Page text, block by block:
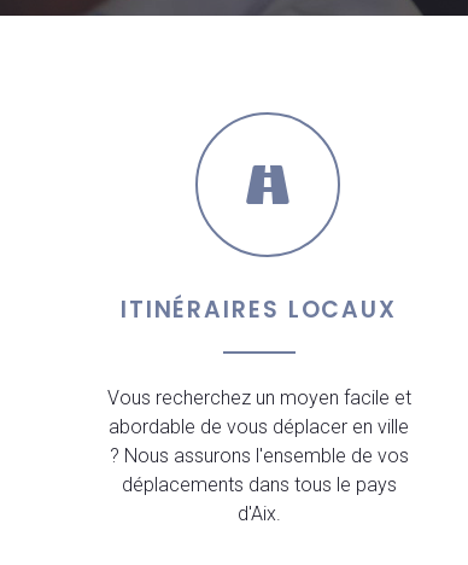
ITINÉRAIRES LOCAUX
Vous recherchez un moyen facile et
abordable de vous déplacer en ville
? Nous assurons l'ensemble de vos
déplacements dans tous le pays
d'Aix.